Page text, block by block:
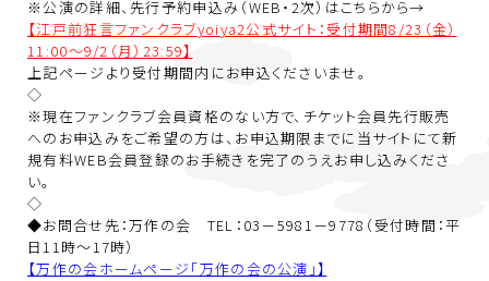
※公演の詳細、先行予約申込み（WEB・2次）はこちらから→
【江戸前狂言ファンクラブyoiya2公式サイト：受付期間8/23（金）
11:00～9/2（月）23:59】
上記ページより受付期間内にお申込くださいませ。
◇
※現在ファンクラブ会員資格のない方で、チケット会員先行販売
へのお申込みをご希望の方は、お申込期限までに当サイトにて新
規有料WEB会員登録のお手続きを完了のうえお申し込みくださ
い。
◇
◆お問合せ先：万作の会 TEL：03－5981－9778（受付時間：平
日11時～17時）
【万作の会ホームページ「万作の会の公演」】